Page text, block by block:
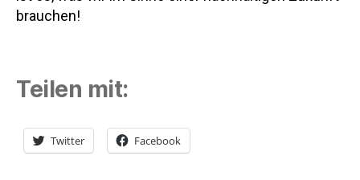
brauchen!
Teilen mit:
Twitter Facebook